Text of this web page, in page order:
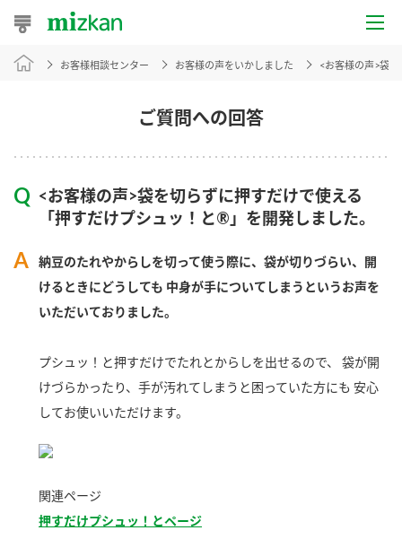
おうちレシピ
レシピ特集
レシピカテゴリ一覧
商品カテゴリ
酢
みりん風・料理酒
新商品一覧
キャンペーン情報
ブランド・スペシャルサイト
ご質問への回答
お客様相談センター お客様の声をいかしました <お客様の声>袋
<お客様の声>袋を切らずに押すだけで使える
「押すだけプシュッ！と®」を開発しました。
納豆のたれやからしを切って使う際に、袋が切りづらい、開
けるときにどうしても 中身が手についてしまうというお声を
いただいておりました。
プシュッ！と押すだけでたれとからしを出せるので、 袋が開
けづらかったり、手が汚れてしまうと困っていた方にも 安心
してお使いいただけます。
関連ページ
押すだけプシュッ！とページ